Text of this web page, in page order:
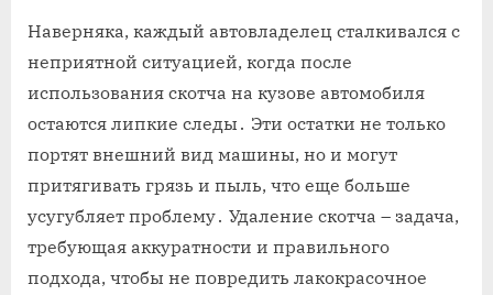
Наверняка‚ каждый автовладелец сталкивался с
неприятной ситуацией‚ когда после
использования скотча на кузове автомобиля
остаются липкие следы․ Эти остатки не только
портят внешний вид машины‚ но и могут
притягивать грязь и пыль‚ что еще больше
усугубляет проблему․ Удаление скотча – задача‚
требующая аккуратности и правильного
подхода‚ чтобы не повредить лакокрасочное